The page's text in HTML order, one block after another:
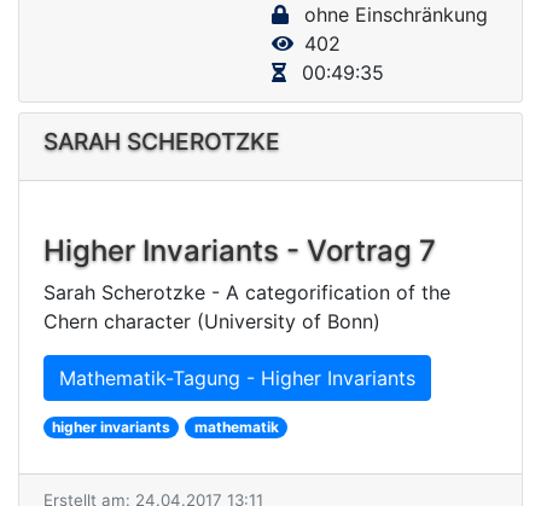
V
i
d
e
o
ohne Einschränkung
402
00:49:35
SARAH SCHEROTZKE
Higher Invariants - Vortrag 7
Sarah Scherotzke - A categorification of the
Chern character (University of Bonn)
Mathematik-Tagung - Higher Invariants
higher invariants mathematik
Erstellt am: 24.04.2017 13:11